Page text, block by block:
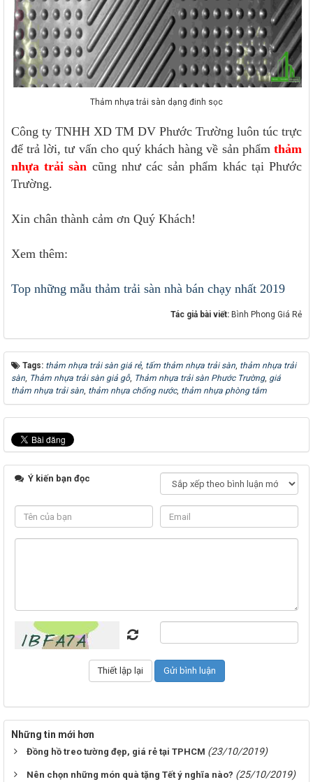
Thảm nhựa trải sàn dạng đinh sọc
Công ty TNHH XD TM DV Phước Trường luôn túc trực
để trả lời, tư vấn cho quý khách hàng về sản phẩm thảm
nhựa trải sàn cũng như các sản phẩm khác tại Phước
Trường.
Xin chân thành cảm ơn Quý Khách!
Xem thêm:
Top những mẫu thảm trải sàn nhà bán chạy nhất 2019
Tác giả bài viết: Bình Phong Giá Rẻ
Tags: thảm nhựa trải sàn giá rẻ, tấm thảm nhựa trải sàn, thảm nhựa trải
sàn, Thảm nhựa trải sàn giả gỗ, Thảm nhựa trải sàn Phước Trường, giá
thảm nhựa trải sàn, thảm nhựa chống nước, thảm nhựa phòng tắm
Ý kiến bạn đọc
Những tin mới hơn
Đồng hồ treo tường đẹp, giá rẻ tại TPHCM (23/10/2019)
Nên chọn những món quà tặng Tết ý nghĩa nào? (25/10/2019)